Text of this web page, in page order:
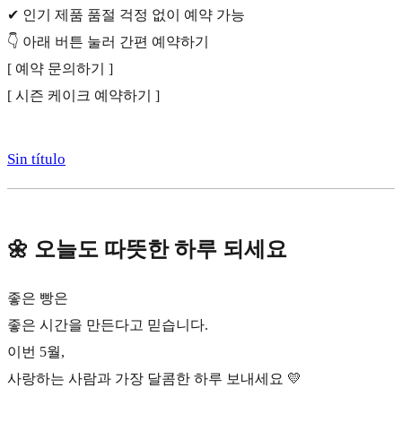
✔ 인기 제품 품절 걱정 없이 예약 가능
👇 아래 버튼 눌러 간편 예약하기
[ 예약 문의하기 ]
[ 시즌 케이크 예약하기 ]
Sin título
🌼 오늘도 따뜻한 하루 되세요
좋은 빵은
좋은 시간을 만든다고 믿습니다.
이번 5월,
사랑하는 사람과 가장 달콤한 하루 보내세요 💛